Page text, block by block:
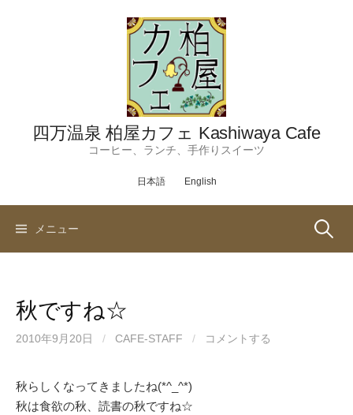
四万温泉 柏屋カフェ Kashiwaya Cafe
コーヒー、ランチ、手作りスイーツ
日本語 English
メニュー 検
秋ですね☆
2010年9月20日 / CAFE-STAFF / コメントする
秋らしくなってきましたね(*^_^*)
秋は食欲の秋、読書の秋ですね☆